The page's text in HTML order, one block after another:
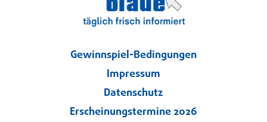
Gewinnspiel-Bedingungen
Impressum
Datenschutz
Erscheinungstermine 2026